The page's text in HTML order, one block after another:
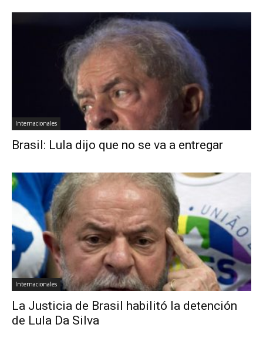
Internacionales
Brasil: Lula dijo que no se va a entregar
Internacionales
La Justicia de Brasil habilitó la detención
de Lula Da Silva